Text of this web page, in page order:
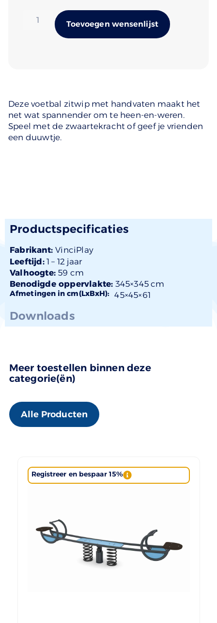
Toevoegen wensenlijst
Deze voetbal zitwip met handvaten maakt het
net wat spannender om te heen-en-weren.
Speel met de zwaartekracht of geef je vrienden
een duuwtje.
Productspecificaties
Fabrikant:VinciPlay
Leeftijd:1 – 12 jaar
Valhoogte: 59 cm
Benodigde oppervlakte: 345×345 cm
Afmetingen in cm(LxBxH): 45×45×61
Downloads
Meer toestellen binnen deze
categorie(ën)
Alle Producten
Registreer en bespaar 15%